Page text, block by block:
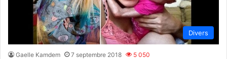
Divers
Gaelle Kamdem 7 septembre 2018 5 050